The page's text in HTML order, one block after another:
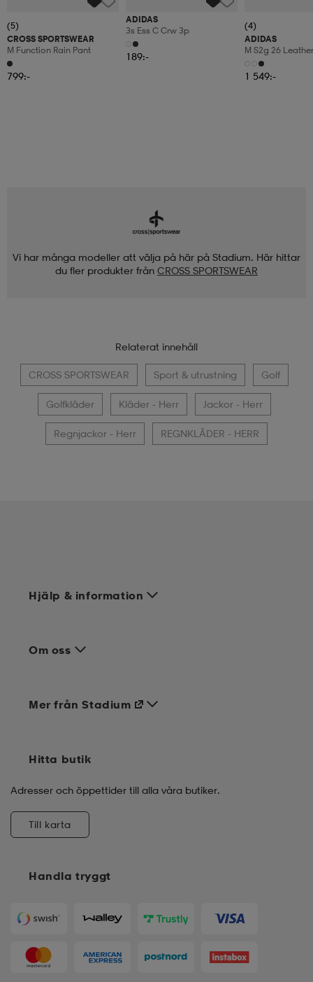
(5)
CROSS SPORTSWEAR
M Function Rain Pant
799:-
ADIDAS
3s Ess C Crw 3p
189:-
(4)
ADIDAS
M S2g 26 Leather
1 549:-
Vi har många modeller att välja på här på Stadium. Här hittar
du fler produkter från CROSS SPORTSWEAR
Relaterat innehåll
CROSS SPORTSWEAR Sport & utrustning Golf
Golfkläder Kläder - Herr Jackor - Herr
Regnjackor - Herr REGNKLÄDER - HERR
Hjälp & information
Om oss
Handla tryggt
Mer från Stadium
Hitta butik
Adresser och öppettider till alla våra butiker.
Till karta